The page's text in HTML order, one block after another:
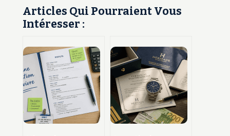
Articles Qui Pourraient Vous
Intéresser :